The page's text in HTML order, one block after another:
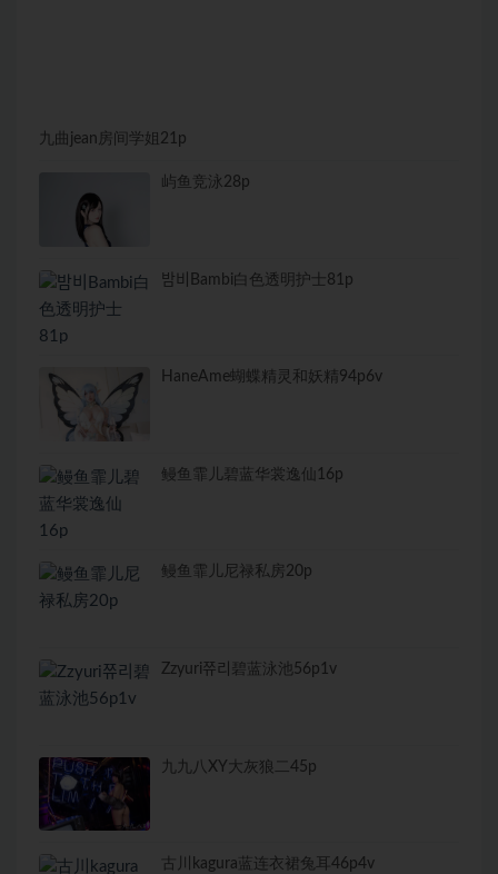
九曲jean房间学姐21p
屿鱼竞泳28p
밤비Bambi白色透明护士81p
HaneAme蝴蝶精灵和妖精94p6v
鳗鱼霏儿碧蓝华裳逸仙16p
鳗鱼霏儿尼禄私房20p
Zzyuri쮸리碧蓝泳池56p1v
九九八XY大灰狼二45p
古川kagura蓝连衣裙兔耳46p4v